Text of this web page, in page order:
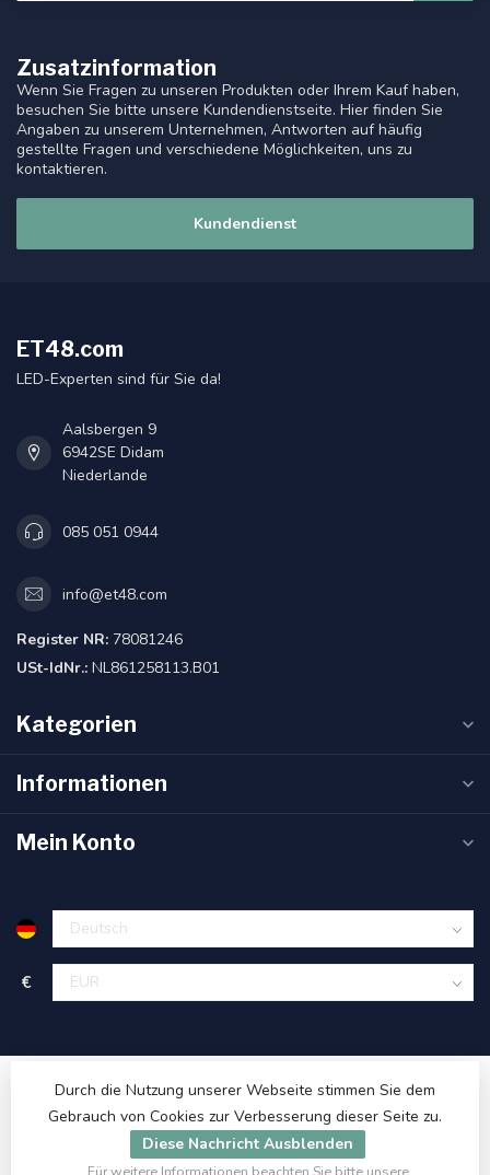
Zusatzinformation
Wenn Sie Fragen zu unseren Produkten oder Ihrem Kauf haben,
besuchen Sie bitte unsere Kundendienstseite. Hier finden Sie
Angaben zu unserem Unternehmen, Antworten auf häufig
gestellte Fragen und verschiedene Möglichkeiten, uns zu
kontaktieren.
Kundendienst
ET48.com
LED-Experten sind für Sie da!
Aalsbergen 9
6942SE Didam
Niederlande
085 051 0944
info@et48.com
Register NR: 78081246
USt-IdNr.: NL861258113.B01
Kategorien
Informationen
Mein Konto
€
Durch die Nutzung unserer Webseite stimmen Sie dem
Gebrauch von Cookies zur Verbesserung dieser Seite zu.
Diese Nachricht Ausblenden
Für weitere Informationen beachten Sie bitte unsere